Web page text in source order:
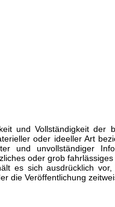
und Vollständigkeit der
oder ideeller Art
und unvollständiger
oder grob fahrlässiges
es sich ausdrücklich
die Veröffentlichung